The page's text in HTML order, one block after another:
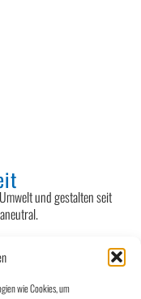
wie Cookies, um
und gestalten seit